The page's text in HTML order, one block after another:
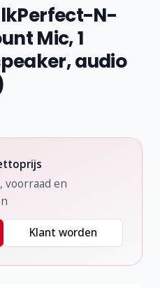
N-
Mic, 1
audio
voorraad en
Klant worden